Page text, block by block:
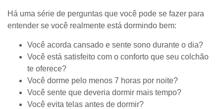
Há uma série de perguntas que você pode se fazer para
entender se você realmente está dormindo bem:
Você acorda cansado e sente sono durante o dia?
Você está satisfeito com o conforto que seu colchão
te oferece?
Você dorme pelo menos 7 horas por noite?
Você sente que deveria dormir mais tempo?
Você evita telas antes de dormir?